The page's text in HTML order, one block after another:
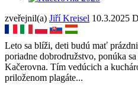
zveřejnil(a) Jiří Kreisel 10.3.2025
Leto sa blíži, deti budú mať
poriadne dobrodružstvo, ponúka
Kačerovna. Tím vedúcich a
priloženom plagáte...